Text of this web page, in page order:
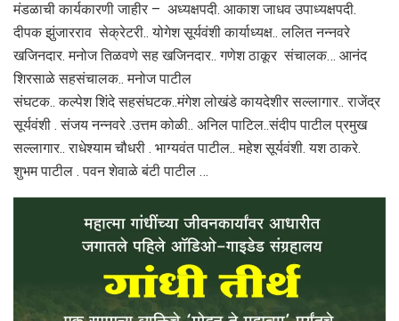
मंडळाची कार्यकारणी जाहीर – अध्यक्षपदी. आकाश जाधव उपाध्यक्षपदी.
दीपक झुंजारराव सेक्रेटरी.. योगेश सूर्यवंशी कार्याध्यक्ष.. ललित नन्नवरे
खजिनदार. मनोज तिळवणे सह खजिनदार.. गणेश ठाकूर संचालक… आनंद
शिरसाळे सहसंचालक.. मनोज पाटील
संघटक.. कल्पेश शिंदे सहसंघटक..मंगेश लोखंडे कायदेशीर सल्लागार.. राजेंद्र
सूर्यवंशी . संजय नन्नवरे .उत्तम कोळी.. अनिल पाटिल..संदीप पाटील प्रमुख
सल्लागार.. राधेश्याम चौधरी . भाग्यवंत पाटील.. महेश सूर्यवंशी. यश ठाकरे.
शुभम पाटील . पवन शेवाळे बंटी पाटील …